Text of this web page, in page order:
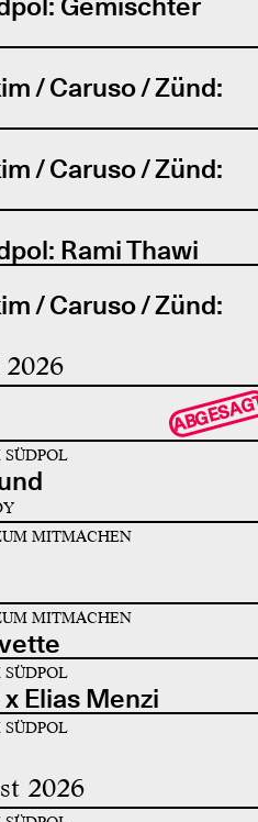
/ Caruso / Zünd:
/ Caruso / Zünd:
Rami Thawi
/ Caruso / Zünd:
2026
MITMACHEN
MITMACHEN
Elias Menzi
2026